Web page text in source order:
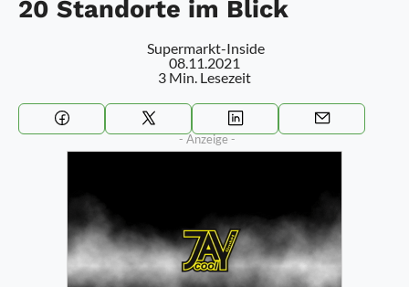
20 Standorte im Blick
Supermarkt-Inside
08.11.2021
3 Min. Lesezeit